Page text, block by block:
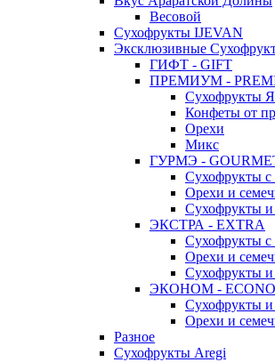
Весовой
Сухофрукты IJEVAN
Эксклюзивные
ГИФТ - GIFT
ПРЕМИУМ -
Сухофрукты
Конфеты от
Орехи
Микс
ГУРМЭ -
Сухофрукты с
Орехи и
Сухофрукты и
ЭКСТРА - EXTRA
Сухофрукты с
Орехи и
Сухофрукты и
ЭКОНОМ -
Сухофрукты и
Орехи и
Разное
Сухофрукты Aregi